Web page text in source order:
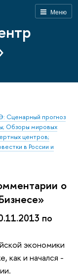
Меню
Сценарный прогноз
Обзоры мировых
центров;
в России и
о
по
экономики
как и начался -